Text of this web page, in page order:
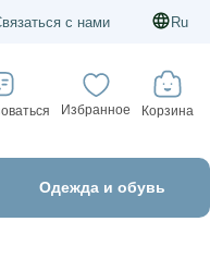
с нами Ru
Избранное Корзина
Одежда и обувь